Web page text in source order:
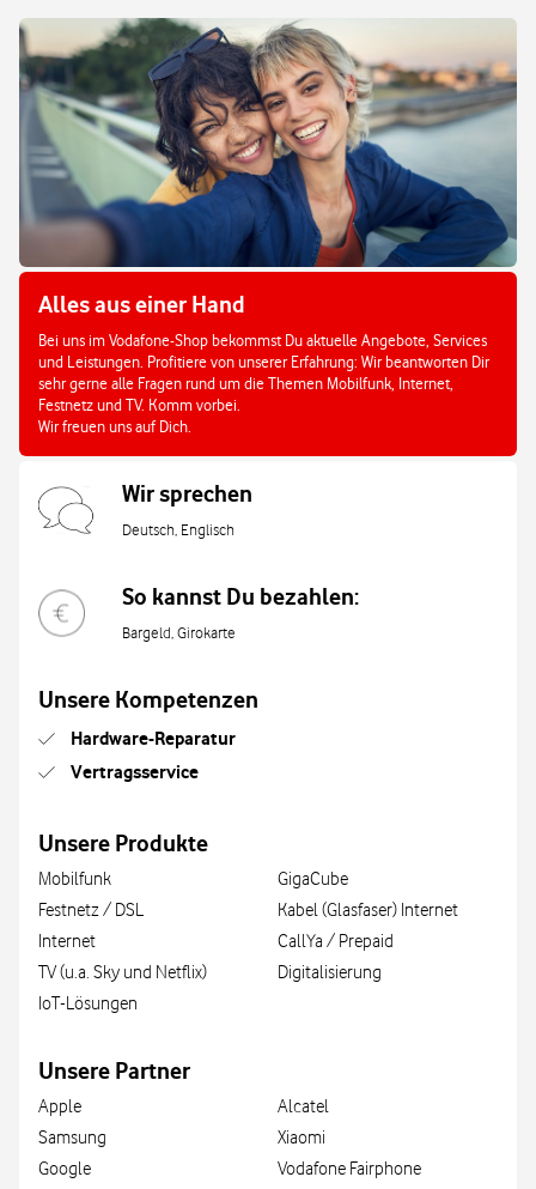
Alles aus einer Hand
Bei uns im Vodafone-Shop bekommst Du aktuelle Angebote, Services
und Leistungen. Profitiere von unserer Erfahrung: Wir beantworten Dir
sehr gerne alle Fragen rund um die Themen Mobilfunk, Internet,
Festnetz und TV. Komm vorbei.
Wir freuen uns auf Dich.
Wir sprechen
Deutsch, Englisch
So kannst Du bezahlen:
Bargeld, Girokarte
Unsere Kompetenzen
Hardware-Reparatur
Vertragsservice
Unsere Produkte
Mobilfunk
Festnetz / DSL
Internet
TV (u.a. Sky und Netflix)
IoT-Lösungen
GigaCube
Kabel (Glasfaser) Internet
CallYa / Prepaid
Digitalisierung
Unsere Partner
Apple
Samsung
Google
Alcatel
Xiaomi
Vodafone Fairphone